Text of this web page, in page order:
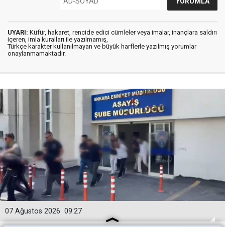
UYARI: Küfür, hakaret, rencide edici cümleler veya imalar, inançlara saldırı
içeren, imla kuralları ile yazılmamış,
Türkçe karakter kullanılmayan ve büyük harflerle yazılmış yorumlar
onaylanmamaktadır.
09:27
07 Ağustos 2026